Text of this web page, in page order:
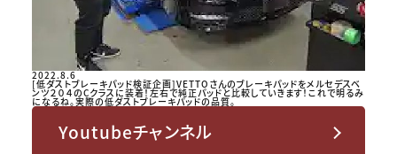
2022.8.6
[低ダストブレーキパッド検証企画]VETTOさんのブレーキパッドをメルセデスベ
ンツ２０４のCクラスに装着！左右で純正パッドと比較していきます！これで明るみ
になるね。実際の低ダストブレーキパッドの品質。
Youtubeチャンネル